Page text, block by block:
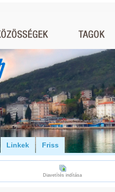
Linkek Friss
Diavetítés indítása